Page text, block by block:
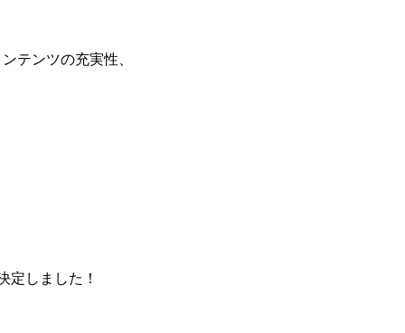
テンツの充実性、
定しました！